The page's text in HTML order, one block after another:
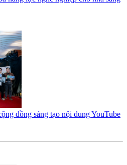
đồng sáng tạo nội dung YouTube